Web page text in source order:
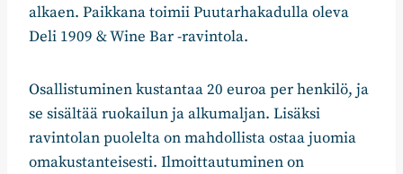
alkaen. Paikkana toimii Puutarhakadulla oleva
Deli 1909 & Wine Bar -ravintola.
Osallistuminen kustantaa 20 euroa per henkilö, ja
se sisältää ruokailun ja alkumaljan. Lisäksi
ravintolan puolelta on mahdollista ostaa juomia
omakustanteisesti. Ilmoittautuminen on